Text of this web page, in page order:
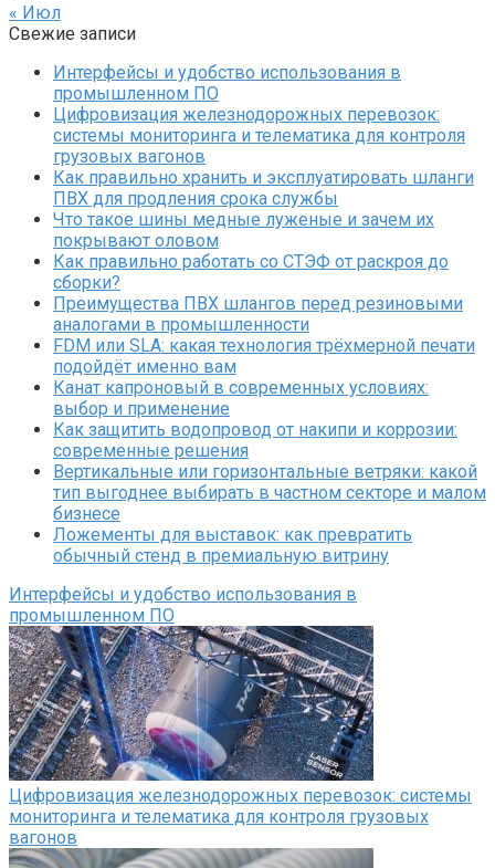
« Июл
Свежие записи
Интерфейсы и удобство использования в
промышленном ПО
Цифровизация железнодорожных перевозок:
системы мониторинга и телематика для контроля
грузовых вагонов
Как правильно хранить и эксплуатировать шланги
ПВХ для продления срока службы
Что такое шины медные луженые и зачем их
покрывают оловом
Как правильно работать со СТЭФ от раскроя до
сборки?
Преимущества ПВХ шлангов перед резиновыми
аналогами в промышленности
FDM или SLA: какая технология трёхмерной печати
подойдёт именно вам
Канат капроновый в современных условиях:
выбор и применение
Как защитить водопровод от накипи и коррозии:
современные решения
Вертикальные или горизонтальные ветряки: какой
тип выгоднее выбирать в частном секторе и малом
бизнесе
Ложементы для выставок: как превратить
обычный стенд в премиальную витрину
Интерфейсы и удобство использования в
промышленном ПО
Цифровизация железнодорожных перевозок: системы
мониторинга и телематика для контроля грузовых
вагонов